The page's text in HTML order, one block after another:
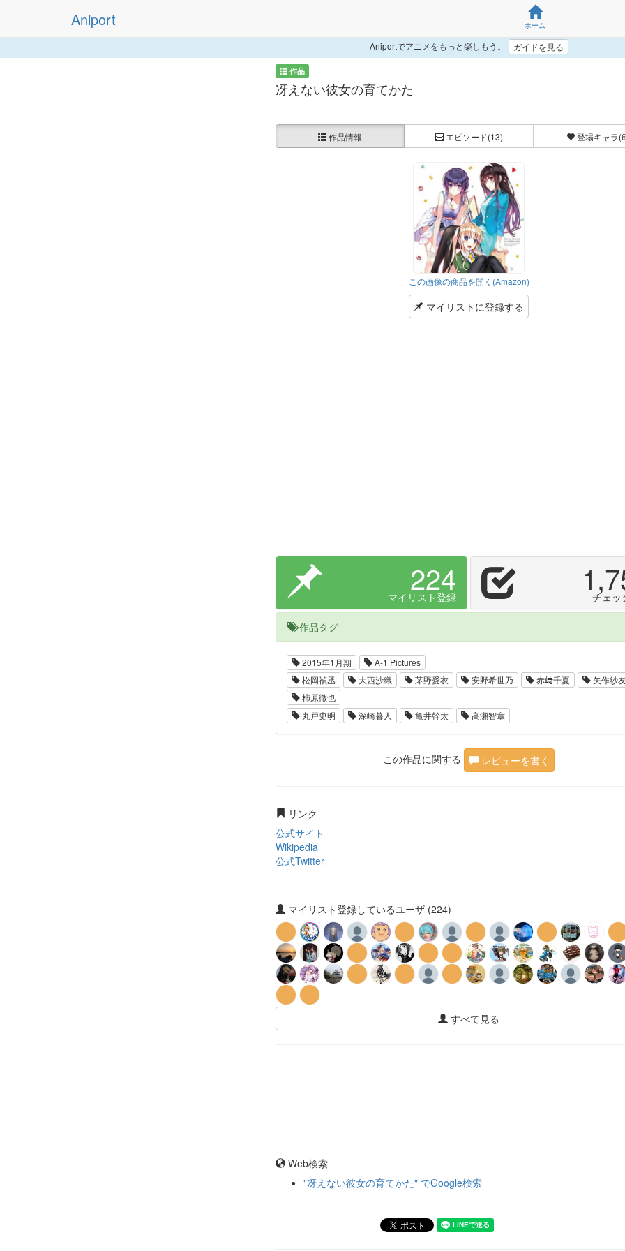
Aniport ホーム
Aniportでアニメをもっと楽しもう。 ガイドを見る
作品
冴えない彼女の育てかた
作品情報 エピソード(13) 登場キャラ
この画像の商品を開く(Amazon)
マイリストに登録する
224
マイリスト登録 チェッ
作品タグ
2015年1月期
A-1 Pictures
松岡禎丞
大西沙織 茅野愛衣 安野希世乃 赤﨑千夏
矢作紗
柿原徹也
丸戸史明
深崎暮人 亀井幹太 高瀬智章
この作品に関する レビューを書く
リンク
公式サイト
Wikipedia
公式Twitter
マイリスト登録しているユーザ (224)
すべて見る
Web検索
"冴えない彼女の育てかた" でGoogle検索